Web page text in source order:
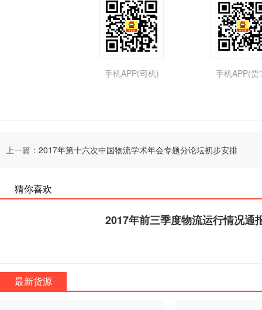
手机APP(司机) 手机APP(货
上一篇： 2017年第十六次中国物流学术年会专题分论坛初步安排
猜你喜欢
2017年前三季度物流运行情况通
最新货源